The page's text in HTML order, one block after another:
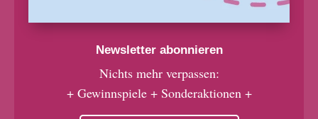
Newsletter abonnieren
Nichts mehr verpassen:
+ Gewinnspiele + Sonderaktionen +